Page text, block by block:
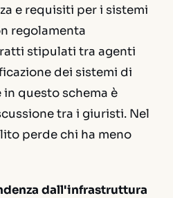
e requisiti per i sistemi
regolamenta
stipulati tra agenti
dei sistemi di
questo schema è
tra i giuristi. Nel
perde chi ha meno
dall'infrastruttura